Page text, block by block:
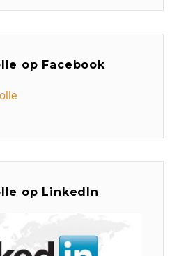
op Facebook
op LinkedIn